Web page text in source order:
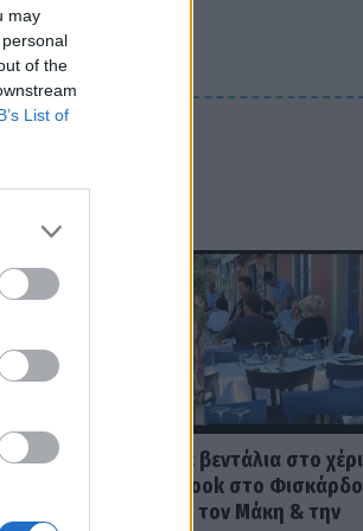
may
of the
List of
SHOWBIZ
Ο Λάμπρος Κωνσταντάρας
έχει γενέθλια και η Έλενα
Τσαγκρινού του εύχεται
Τσαβαλιά: Κι όμως έχει να
πάει διακοπές από το 2018
– Η αποκάλυψη μέσα από
throwback φωτογραφία
SHOWBIZ
Μαρία Κορινθίου: «Είμαι
πιο συνειδητοποιημένη από
ποτέ... Είμαι πια τόσο
χορτασμένη»Μενεγάκη: Με βεντάλια στο χέρι
και summer look στο Φισκάρδο
– Το γεύμα με τον Μάκη & την